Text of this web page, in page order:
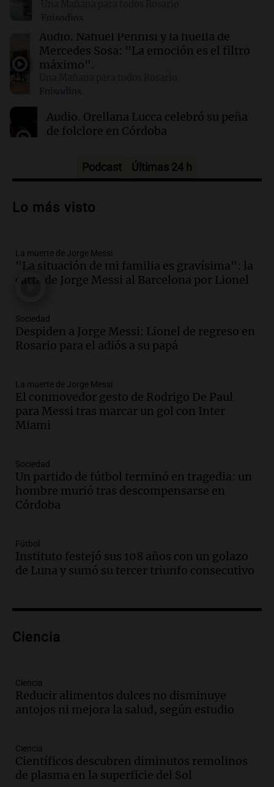
01:31 Ciencia
Reducir alimentos dulces no disminuye
antojos ni mejora la salud, según estudio
01:29 Mundo
El lago Mead alcanza su nivel más bajo en 90
años, evidenciando la crisis hídrica en EE.UU.
Episodios
Audio. Nahuel Pennisi y la huella de
Mercedes Sosa: "La emoción es el filtro
máximo".
Episodios
Audio. Orellana Lucca celebró su peña
de folclore en Córdoba
Audio.Trágico accidente en Mendoza:
vehículos desde un puente
Audio.Tragedia en Mendoza: un muerto
y cinco heridos tras caer dos autos desde
un puente
Episodios
Audio.Messi llegará esta noche a
Rosario para acompañar a su familia
Episodios
Audio.Ley de Propiedad Privada: el revés
en el Congreso expuso una debilidad
comunicacional del Gobierno
Episodios
Audio.Casabindo se prepara para una
celebración única: 30.000 turistas y el
tradicional Toreo de la Vincha
Audio.Borges, abogada de Pourrain:
"Tres hombres se lo llevaron para
hacerle preguntas y nunca regresó"
Episodios
metros del río Suquía y retiraron hasta
Episodios
Audio.La historia de la servilleta que
firmó Jorge Messi para el primer
Episodios
Audio.Joan Gaspart: "Sin Jorge, no sé si
Podcast Últimas 24 h
Lo más visto
La muerte de Jorge Messi
"La situación de mi familia es gravísima": la
carta de Jorge Messi al Barcelona por Lionel
Sociedad
Despiden a Jorge Messi: Lionel de regreso en
Rosario para el adiós a su papá
La muerte de Jorge Messi
El conmovedor gesto de Rodrigo De Paul
para Messi tras marcar un gol con Inter
Miami
Sociedad
Un partido de fútbol terminó en tragedia: un
hombre murió tras descompensarse en
Córdoba
Fútbol
Instituto festejó sus 108 años con un golazo
de Luna y sumó su tercer triunfo consecutivo
Ciencia
Ciencia
Reducir alimentos dulces no disminuye
antojos ni mejora la salud, según estudio
Ciencia
Científicos descubren diminutos remolinos
de plasma en la superficie del Sol